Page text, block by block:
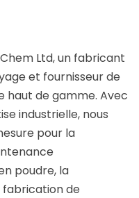
Ltd, un fabricant
et fournisseur de
haut de gamme. Avec
industrielle, nous
pour la
poudre, la
de